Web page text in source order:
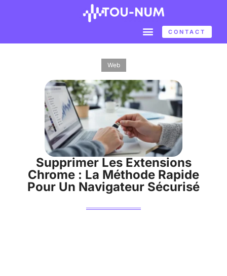
CONTACT
Web
Supprimer Les Extensions
Chrome : La Méthode Rapide
Pour Un Navigateur Sécurisé